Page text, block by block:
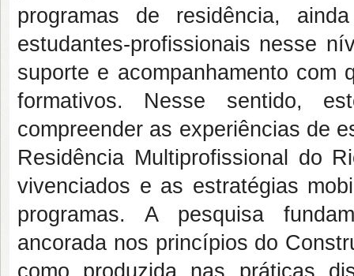
programas de residência,
estudantes-profissionais nesse
suporte e acompanhamento com
formativos. Nesse sentido,
compreender as experiências de
Residência Multiprofissional do
vivenciados e as estratégias
programas. A pesquisa
ancorada nos princípios do
como produzida nas práticas